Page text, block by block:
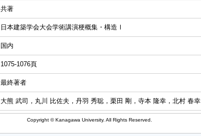
共著
日本建築学会大会学術講演梗概集・構造Ⅰ
国内
1075-1076頁
最終著者
大熊 武司，丸川 比佐夫，丹羽 秀聡，栗田 剛，寺本 隆幸，北村 春幸
Copyright © Kanagawa University. All Rights Reserved.